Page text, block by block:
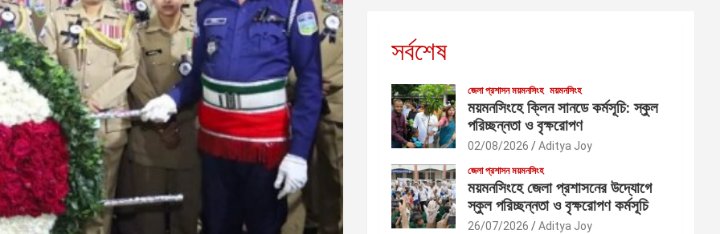
সর্বশেষ
জেলা প্রশাসন ময়মনসিংহ ময়মনসিংহ
ময়মনসিংহে ক্লিন সানডে কর্মসূচি: স্কুল
পরিচ্ছন্নতা ও বৃক্ষরোপণ
02/08/2026 Aditya Joy
জেলা প্রশাসন ময়মনসিংহ
ময়মনসিংহে জেলা প্রশাসনের উদ্যোগে
স্কুল পরিচ্ছন্নতা ও বৃক্ষরোপণ কর্মসূচি
26/07/2026 Aditya Joy